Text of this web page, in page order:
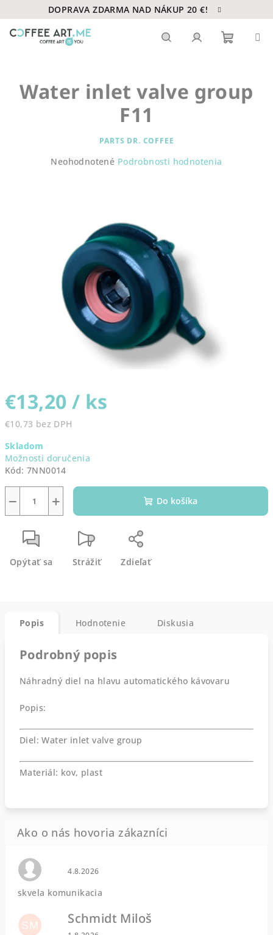
na
obsah
DOPRAVA ZDARMA NAD NÁKUP 20 €!
košík
€13,20 / ks
€10,73 bez DPH
cena:
Skladom
Možnosti doručenia
Kód: 7NN0014
+
− Do košíka
Opýtať sa Strážiť Zdieľať
Water inlet valve group
F11
PARTS DR. COFFEE
Priemerné
hviezdičiek.
Neohodnotené Podrobnosti hodnotenia
Popis Hodnotenie Diskusia
Podrobný popis
Náhradný diel na hlavu automatického kávovaru
Popis:
Diel: Water inlet valve group
Materiál: kov, plast
Hodnotenie obchodu je 0 z 5 hviezdičiek.
4.8.2026
skvela komunikacia
SM Schmidt Miloš
Hodnotenie obchodu je 5 z 5 hviezdičiek.